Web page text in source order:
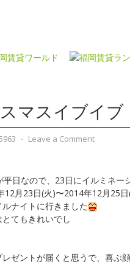
マスイブイブ
⋅ Leave a Comment
日なので、23日にイルミネー
月23日(火)〜2014年12月25
ナイトに行きました
てもきれいでし
かっ
ゼントが届くと思うで、喜ぶ